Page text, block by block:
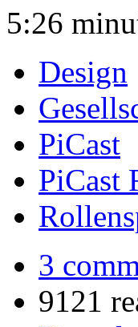
5:26
Design
PiCast
PiCast
3
9121